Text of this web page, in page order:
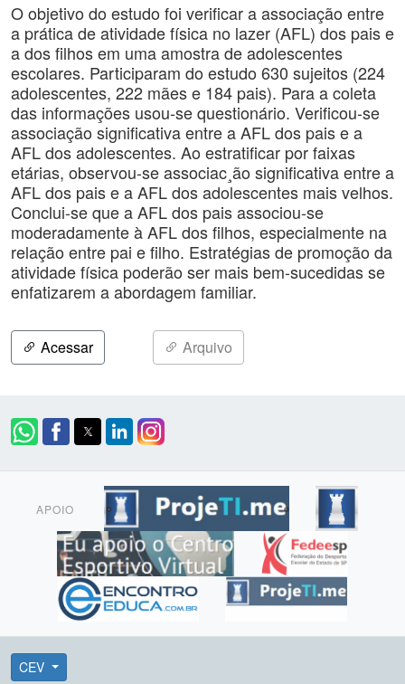
O objetivo do estudo foi verificar a associação entre
a prática de atividade física no lazer (AFL) dos pais e
a dos filhos em uma amostra de adolescentes
escolares. Participaram do estudo 630 sujeitos (224
adolescentes, 222 mães e 184 pais). Para a coleta
das informações usou-se questionário. Verificou-se
associação significativa entre a AFL dos pais e a
AFL dos adolescentes. Ao estratificar por faixas
etárias, observou-se associac¸ão significativa entre a
AFL dos pais e a AFL dos adolescentes mais velhos.
Conclui-se que a AFL dos pais associou-se
moderadamente à AFL dos filhos, especialmente na
relação entre pai e filho. Estratégias de promoção da
atividade física poderão ser mais bem-sucedidas se
enfatizarem a abordagem familiar.
Acessar Arquivo
APOIO
CEV